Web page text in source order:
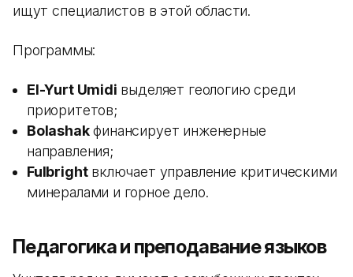
ищут специалистов в этой области.
Программы:
El-Yurt Umidi выделяет геологию среди
приоритетов;
Bolashakфинансирует инженерные
направления;
Fulbrightвключает управление критическими
минералами и горное дело.
Педагогика и преподавание языков